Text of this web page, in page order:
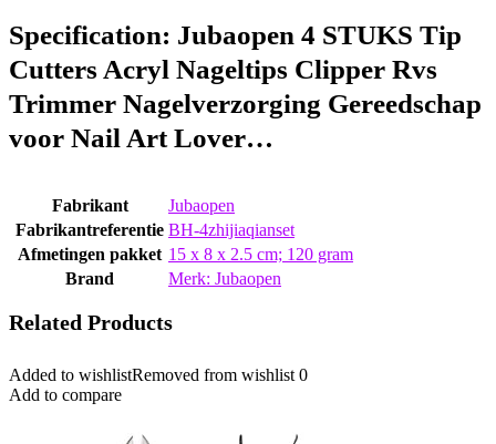
Specification: Jubaopen 4 STUKS Tip
Cutters Acryl Nageltips Clipper Rvs
Trimmer Nagelverzorging Gereedschap
voor Nail Art Lover…
Fabrikant
‎Jubaopen
Fabrikantreferentie ‎BH-4zhijiaqianset
Afmetingen pakket ‎15 x 8 x 2.5 cm; 120 gram
Brand
Merk: Jubaopen
Related Products
Added to wishlistRemoved from wishlist 0
Add to compare